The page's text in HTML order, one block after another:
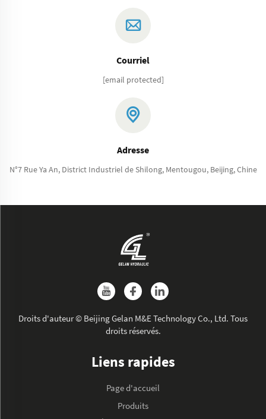
Courriel
[email protected]
Adresse
N°7 Rue Ya An, District Industriel de Shilong, Mentougou, Beijing, Chine
Droits d'auteur © Beijing Gelan M&E Technology Co., Ltd. Tous
droits réservés.
Liens rapides
Page d'accueil
Produits